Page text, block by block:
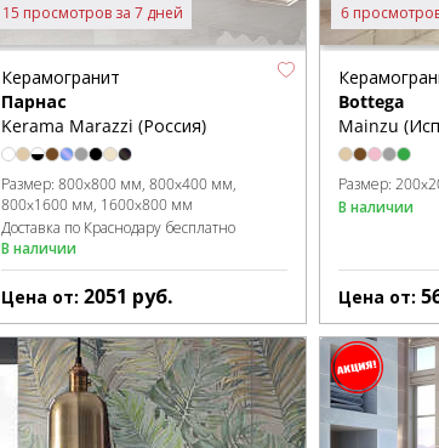
15 просмотров за 7 дней
Керамогранит
Парнас
Kerama Marazzi (Россия)
Размер: 800x800 мм 800x400 мм
800x1600 мм 1600x800 мм
Доставка по Краснодару бесплатно
В наличии
Цена от: 2051 руб.
6
Bottega
Mainzu
Размер:
В наличии
Цена от: